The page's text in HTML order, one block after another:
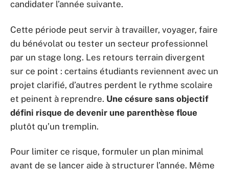
candidater l’année suivante.
Cette période peut servir à travailler, voyager, faire
du bénévolat ou tester un secteur professionnel
par un stage long. Les retours terrain divergent
sur ce point : certains étudiants reviennent avec un
projet clarifié, d’autres perdent le rythme scolaire
et peinent à reprendre. Une césure sans objectif
défini risque de devenir une parenthèse floue
plutôt qu’un tremplin.
Pour limiter ce risque, formuler un plan minimal
avant de se lancer aide à structurer l’année. Même